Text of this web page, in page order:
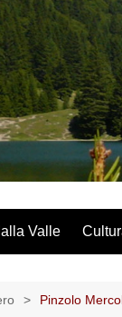
Valle
Pinzolo